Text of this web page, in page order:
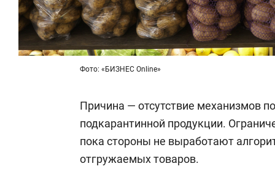
Фото: «БИЗНЕС Online»
Причина — отсутствие механизмов
подкарантинной продукции.
пока стороны не выработают
отгружаемых товаров.